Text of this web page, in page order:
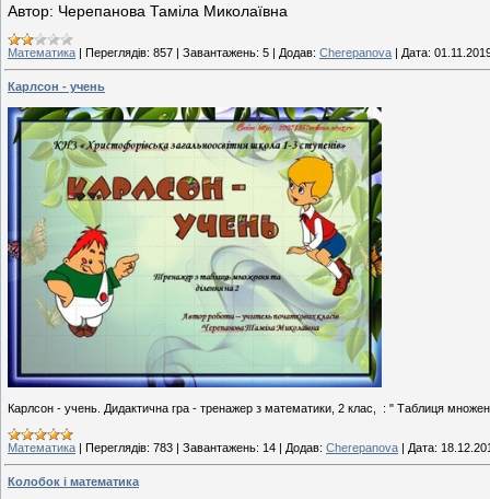
Автор: Черепанова Таміла Миколаївна
Математика Переглядів: 857 Завантажень: 5 Додав: Cherepanova Дата:
Карлсон - учень
Карлсон - учень. Дидактична гра - тренажер з математики, 2 клас, : " Таблиця
Математика Переглядів: 783 Завантажень: 14 Додав: Cherepanova Дата:
Колобок і математика